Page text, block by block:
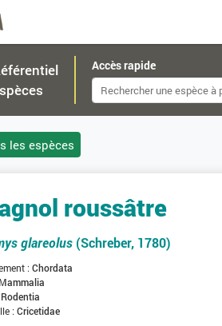
Accès rapide
les espèces
roussâtre
glareolus (Schreber, 1780)
: Chordata
Mammalia
Rodentia
: Cricetidae